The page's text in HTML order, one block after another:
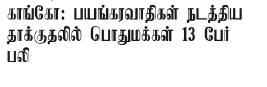
காங்கோ: பயங்கரவாதிகள் நடத்திய
தாக்குதலில் பொதுமக்கள் 13 பேர்
பலி